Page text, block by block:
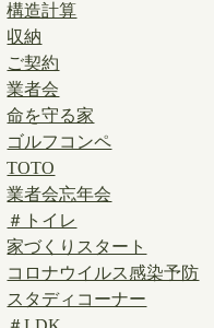
構造計算
収納
ご契約
業者会
命を守る家
ゴルフコンペ
TOTO
業者会忘年会
＃トイレ
家づくりスタート
コロナウイルス感染予防
スタディコーナー